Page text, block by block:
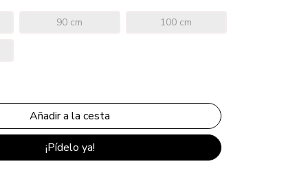
90 cm 100 cm
¡Pídelo ya!